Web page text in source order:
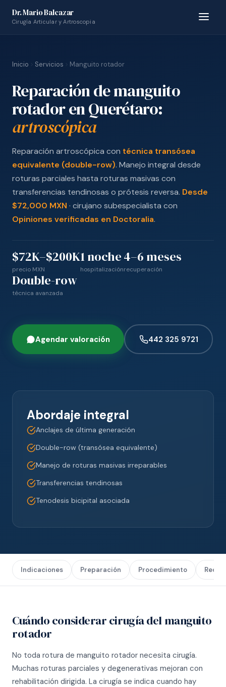
Dr. Mario Balcazar
Cirugía Articular y Artroscopia
Inicio Servicios Manguito rotador
Reparación de manguito
rotador en Querétaro:
artroscópica
Reparación artroscópica con técnica transósea
equivalente (double-row). Manejo integral desde
roturas parciales hasta roturas masivas con
transferencias tendinosas o prótesis reversa. Desde
$72,000 MXN · cirujano subespecialista con
Opiniones verificadas en Doctoralia.
$72K–$200K
precio MXN
1 noche
hospitalización
4–6 meses
recuperación
Double-row
técnica avanzada
Agendar valoración 442 325 9721
Abordaje integral
Anclajes de última generación
Double-row (transósea equivalente)
Manejo de roturas masivas irreparables
Transferencias tendinosas
Tenodesis bicipital asociada
Indicaciones Preparación Procedimiento
Cuándo considerar cirugía del manguito
rotador
No toda rotura de manguito rotador necesita cirugía.
Muchas roturas parciales y degenerativas mejoran con
rehabilitación dirigida. La cirugía se indica cuando hay